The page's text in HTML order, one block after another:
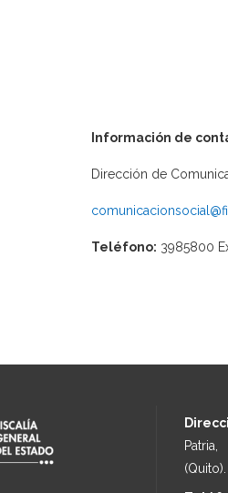
Información de
Dirección de
Teléfono: 3985800
(Quito).